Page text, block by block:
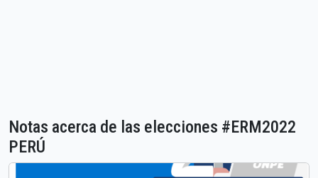
Notas acerca de las elecciones #ERM2022
PERÚ